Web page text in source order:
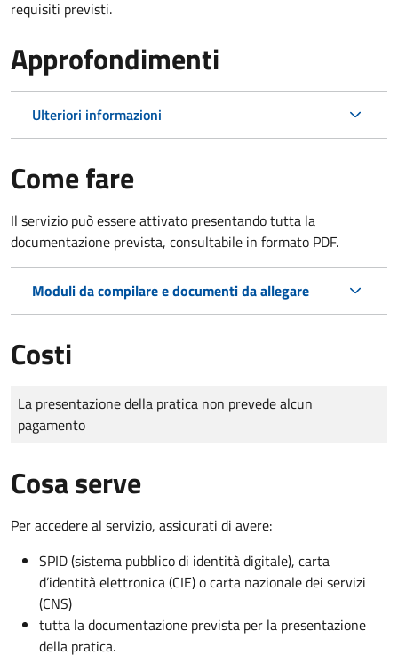
requisiti previsti.
Approfondimenti
Ulteriori informazioni
Come fare
Il servizio può essere attivato presentando tutta la
documentazione prevista, consultabile in formato PDF.
Moduli da compilare e documenti da allegare
Costi
Tipo di pagamento
Importo
La presentazione della pratica non prevede alcun
pagamento
Cosa serve
Per accedere al servizio, assicurati di avere:
SPID (sistema pubblico di identità digitale), carta
d’identità elettronica (CIE) o carta nazionale dei servizi
(CNS)
tutta la documentazione prevista per la presentazione
della pratica.